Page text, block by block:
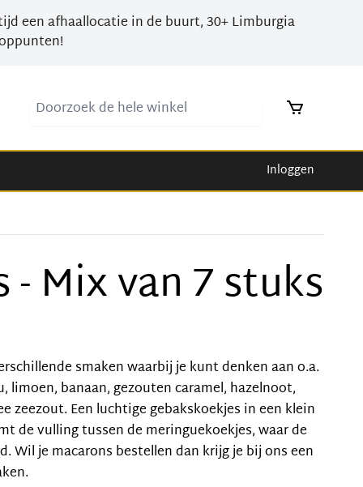
een afhaallocatie in de buurt, 30+ Limburgia
Doorzoek de hele winkel
Inloggen
- Mix van 7 stuks
smaken waarbij je kunt denken aan o.a.
limoen, banaan, gezouten caramel, hazelnoot,
zeezout. Een luchtige gebakskoekjes in een klein
de vulling tussen de meringuekoekjes, waar de
Wil je macarons bestellen dan krijg je bij ons een